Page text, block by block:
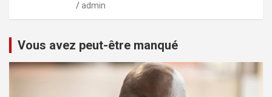
admin
Vous avez peut-être manqué